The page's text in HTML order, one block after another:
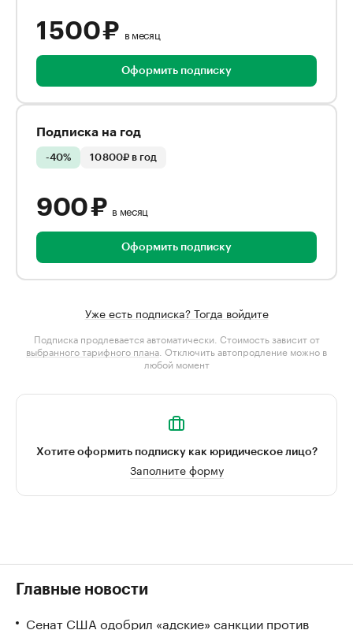
1 500 ₽ в месяц
Оформить подписку
Подписка на год
-40% 10 800₽ в год
900 ₽ в месяц
Оформить подписку
Уже есть подписка? Тогда войдите
Подписка продлевается автоматически. Стоимость зависит от
выбранного тарифного плана . Отключить автопродление можно в
любой момент
Хотите оформить подписку как юридическое лицо?
Заполните форму
Главные новости
Сенат США одобрил «адские» санкции против